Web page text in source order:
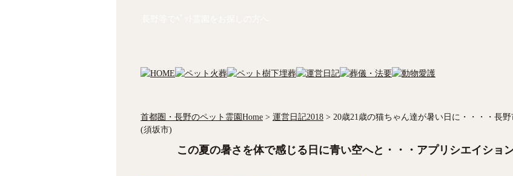
首都圏・長野のペット霊園Home > 運営日記2018 > 20歳21歳の猫ちゃん達が暑い日に・・・
(須坂市)
この夏の暑さを体で感じる日に青い空へと・・・アプリシエイショ